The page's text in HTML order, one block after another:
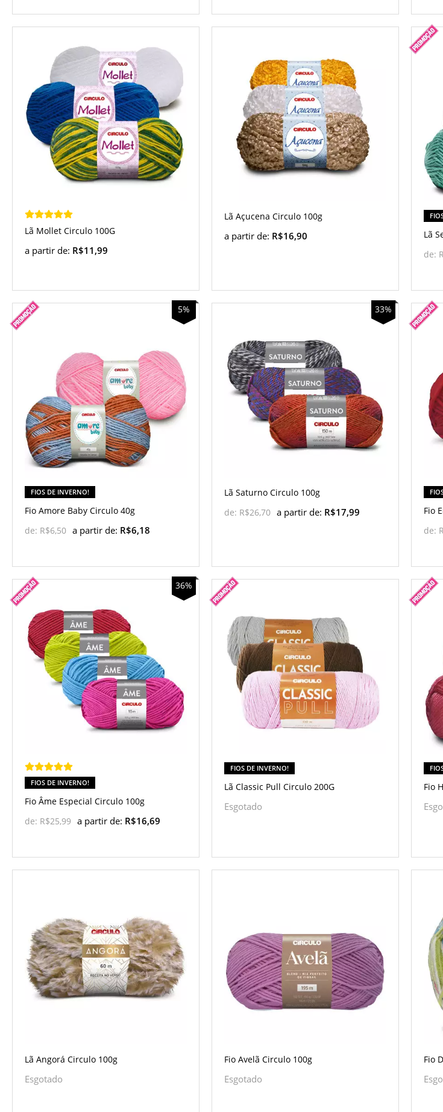
Lã Mollet Circulo 100G
a partir de: R$11,99
Lã Açucena Circulo 100g
a partir de: R$16,90
Lã
de:
FIOS DE INVERNO!
Fio Amore Baby Circulo 40g
de: R$6,50 a partir de: R$6,18
5%
Lã Saturno Circulo 100g
de: R$26,70 a partir de: R$17,99
33%
Fio
de:
FIOS DE INVERNO!
Fio Âme Especial Circulo 100g
de: R$25,99 a partir de: R$16,69
36%
FIOS DE INVERNO!
Lã Classic Pull Circulo 200G
Esgotado
Fio
Lã Angorá Circulo 100g
Esgotado
Fio Avelã Circulo 100g
Esgotado
Fio